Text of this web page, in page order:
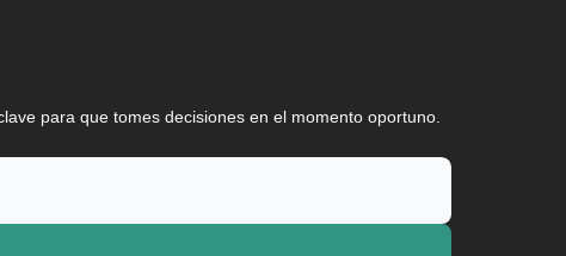
para que tomes decisiones en el momento oportuno.